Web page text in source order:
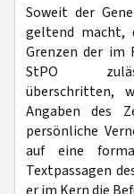
Soweit der
geltend macht,
Grenzen der im
StPO
überschritten,
Angaben des
persönliche
auf eine
Textpassagen